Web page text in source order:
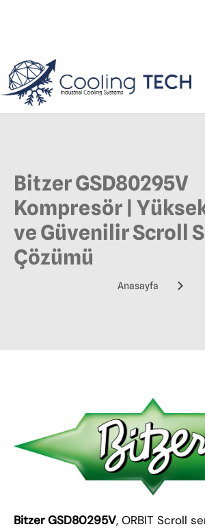
Bitzer GSD80295V
Kompresör |
ve Güvenilir Scroll
Çözümü
Anasayfa
Bitzer GSD80295V, ORBIT Scroll